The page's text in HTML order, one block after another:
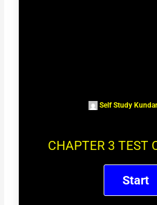
Self Study
CHAPTER 3 TEST